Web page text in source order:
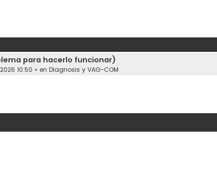
para hacerlo funcionar)
10:50 » en Diagnosis y VAG-COM